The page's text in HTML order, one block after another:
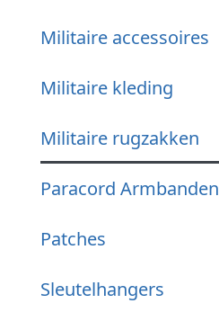
Militaire accessoires
Militaire kleding
Militaire rugzakken
Paracord Armbanden
Patches
Sleutelhangers